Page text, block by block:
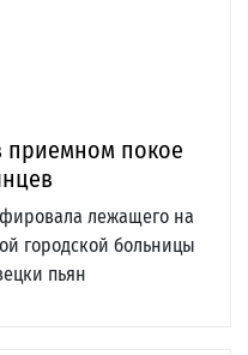
приемном покое
лежащего на
городской больницы
пьян